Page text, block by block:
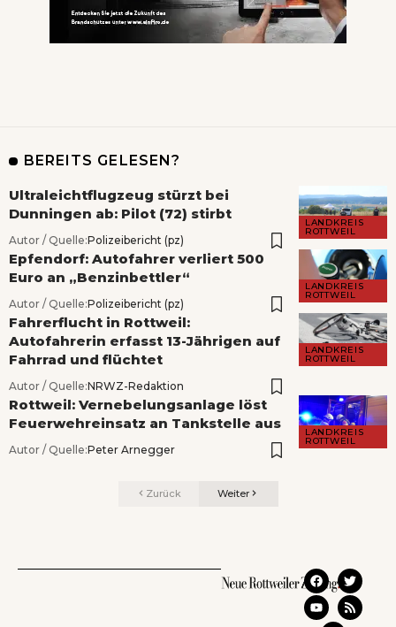
BEREITS GELESEN?
LANDKREIS
ROTTWEIL
Ultraleichtflugzeug stürzt bei
Dunningen ab: Pilot (72) stirbt
Autor / Quelle:Polizeibericht (pz)
LANDKREIS
ROTTWEIL
Epfendorf: Autofahrer verliert 500
Euro an „Benzinbettler“
Autor / Quelle:Polizeibericht (pz)
LANDKREIS
ROTTWEIL
Fahrerflucht in Rottweil:
Autofahrerin erfasst 13-Jährigen auf
Fahrrad und flüchtet
Autor / Quelle:NRWZ-Redaktion
LANDKREIS
ROTTWEIL
Rottweil: Vernebelungsanlage löst
Feuerwehreinsatz an Tankstelle aus
Autor / Quelle:Peter Arnegger
Zurück Weiter